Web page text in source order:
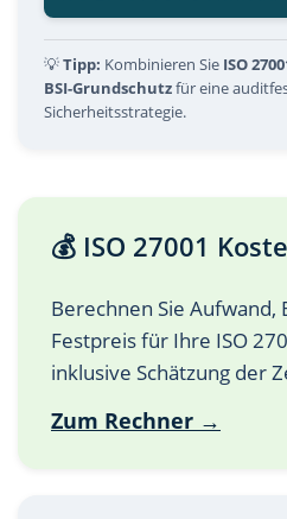
💡Tipp: Kombinieren Sie ISO
BSI-Grundschutzfür eine
Sicherheitsstrategie.
💰 ISO 27001
Berechnen Sie Aufwand,
Festpreis für Ihre ISO
inklusive Schätzung der
Zum Rechner →